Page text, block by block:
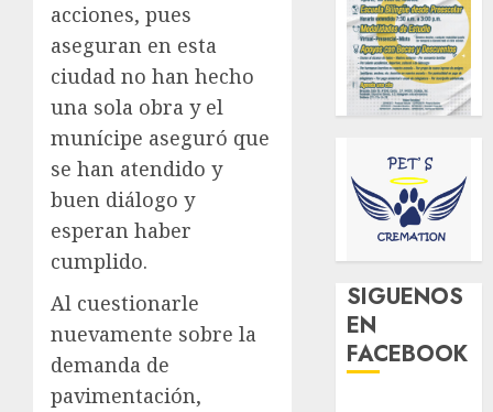
acciones, pues
aseguran en esta
ciudad no han hecho
una sola obra y el
munícipe aseguró que
se han atendido y
buen diálogo y
esperan haber
cumplido.
Al cuestionarle
nuevamente sobre la
demanda de
pavimentación,
SIGUENOS
EN
FACEBOOK